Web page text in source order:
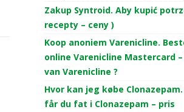
Zakup Syntroid. Aby kupić
recepty – ceny )
Koop anoniem Varenicline.
online Varenicline Mastercard
van Varenicline ?
Hvor kan jeg købe Clonazepam.
får du fat i Clonazepam – pris